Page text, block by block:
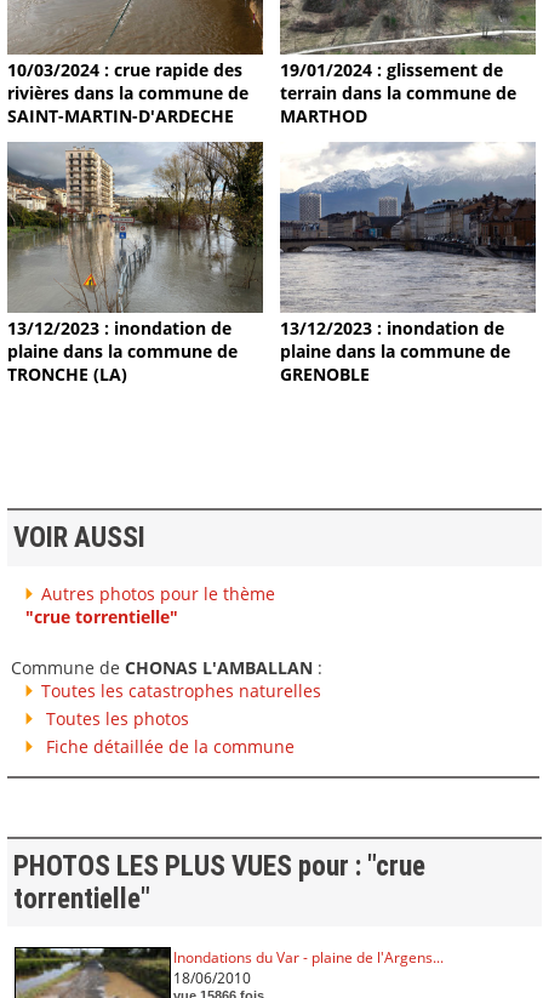
10/03/2024 : crue rapide des
rivières dans la commune de
SAINT-MARTIN-D'ARDECHE
19/01/2024 : glissement de
terrain dans la commune de
MARTHOD
13/12/2023 : inondation de
plaine dans la commune de
TRONCHE (LA)
13/12/2023 : inondation de
plaine dans la commune de
GRENOBLE
VOIR AUSSI
Autres photos pour le thème
"crue torrentielle"
Commune de CHONAS L'AMBALLAN:
Toutes les catastrophes naturelles
Toutes les photos
Fiche détaillée de la commune
PHOTOS LES PLUS VUES pour : "crue
torrentielle"
Inondations du Var - plaine de l'Argens...
18/06/2010